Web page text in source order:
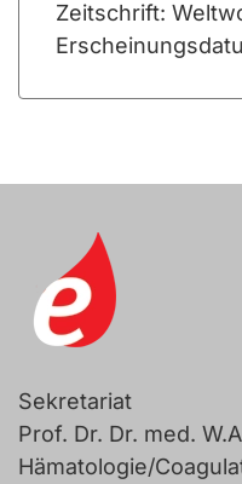
Zeitschrift:
Sekretariat
Prof. Dr. Dr. med.
Hämatologie/